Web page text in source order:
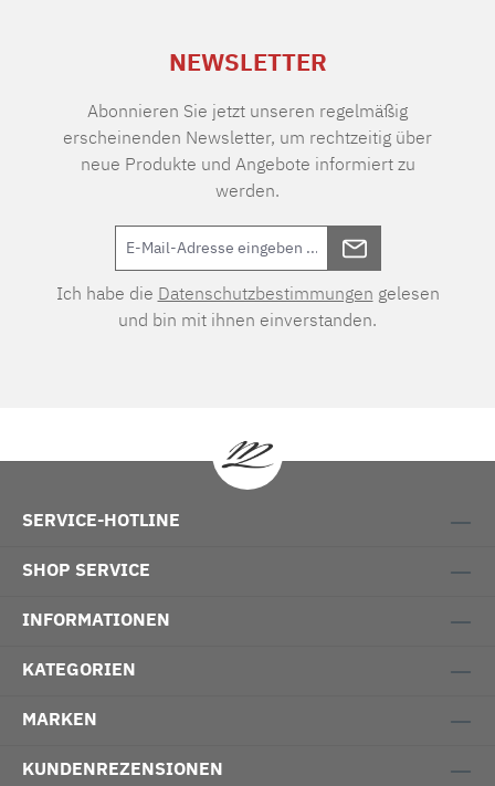
NEWSLETTER
Abonnieren Sie jetzt unseren regelmäßig
erscheinenden Newsletter, um rechtzeitig über
neue Produkte und Angebote informiert zu
werden.
Ich habe die Datenschutzbestimmungen gelesen
und bin mit ihnen einverstanden.
SERVICE-HOTLINE
SHOP SERVICE
INFORMATIONEN
KATEGORIEN
MARKEN
KUNDENREZENSIONEN